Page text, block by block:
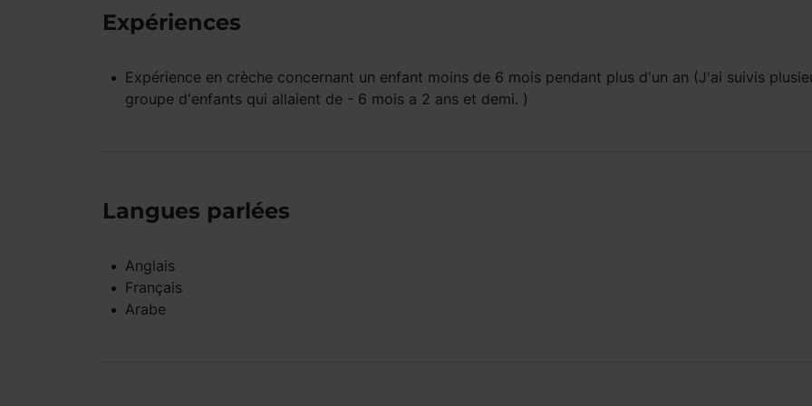
Expériences
Expérience en crècheconcernant un enfant moins de 6 moispendant plus d'un an (J'ai suivis
groupe d'enfants qui allaient de - 6 mois a 2 ans et demi. )
Langues parlées
Anglais
Français
Arabe